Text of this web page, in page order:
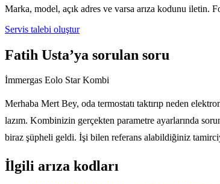
Marka, model, açık adres ve varsa arıza kodunu iletin.
Servis talebi oluştur
Fatih Usta’ya sorulan soru
İmmergas Eolo Star Kombi
Merhaba Mert Bey, oda termostatı taktırıp neden
lazım. Kombinizin gerçekten parametre ayarlarında
biraz şüpheli geldi. İşi bilen referans alabildiğiniz
İlgili arıza kodları